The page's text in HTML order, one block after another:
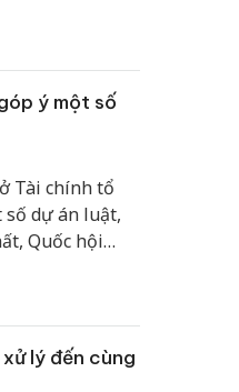
ý một số
Tài chính tổ
số dự án luật,
Quốc hội
lý đến cùng